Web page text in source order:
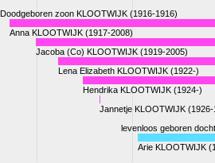
Arie KLOOTWIJK
levenloos geboren
Jannetje KLOOTWIJK (1926-
Hendrika KLOOTWIJK (1924-)
Lena Elizabeth KLOOTWIJK (1922-)
Jacoba (Co) KLOOTWIJK (1919-2005)
Anna KLOOTWIJK (1917-2008)
Doodgeboren zoon KLOOTWIJK (1916-1916)